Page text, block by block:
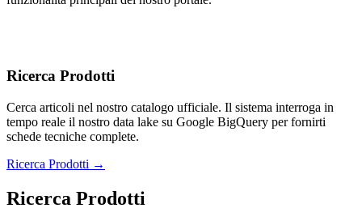
Ricerca Prodotti
Cerca articoli nel nostro catalogo ufficiale. Il sistema interroga in
tempo reale il nostro data lake su Google BigQuery per fornirti
schede tecniche complete.
Ricerca Prodotti →
Ricerca Prodotti